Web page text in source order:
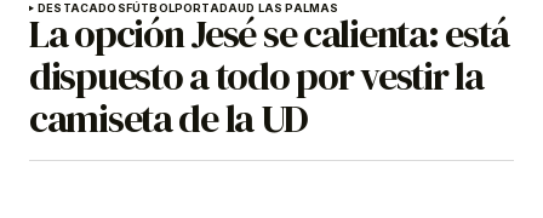
DESTACADOSFÚTBOLPORTADAUD LAS PALMAS
La opción Jesé se calienta: está
dispuesto a todo por vestir la
camiseta de la UD